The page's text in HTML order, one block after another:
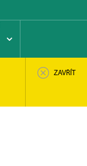
ZAVŘÍT